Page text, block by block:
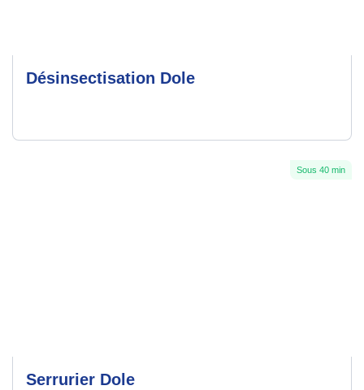
Désinsectisation Dole
Sous 40 min
Serrurier Dole